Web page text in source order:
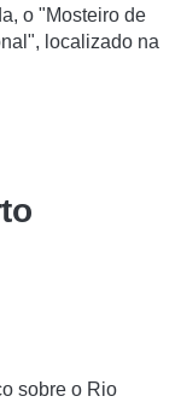
o "Mosteiro de
localizado na
sobre o Rio